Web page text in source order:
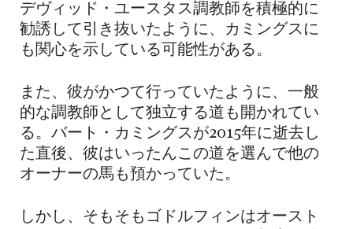
デヴィッド・ユースタス調教師を積極的に
勧誘して引き抜いたように、カミングスに
も関心を示している可能性がある。
また、彼がかつて行っていたように、一般
的な調教師として独立する道も開かれてい
る。バート・カミングスが2015年に逝去し
た直後、彼はいったんこの道を選んで他の
オーナーの馬も預かっていた。
しかし、そもそもゴドルフィンはオースト